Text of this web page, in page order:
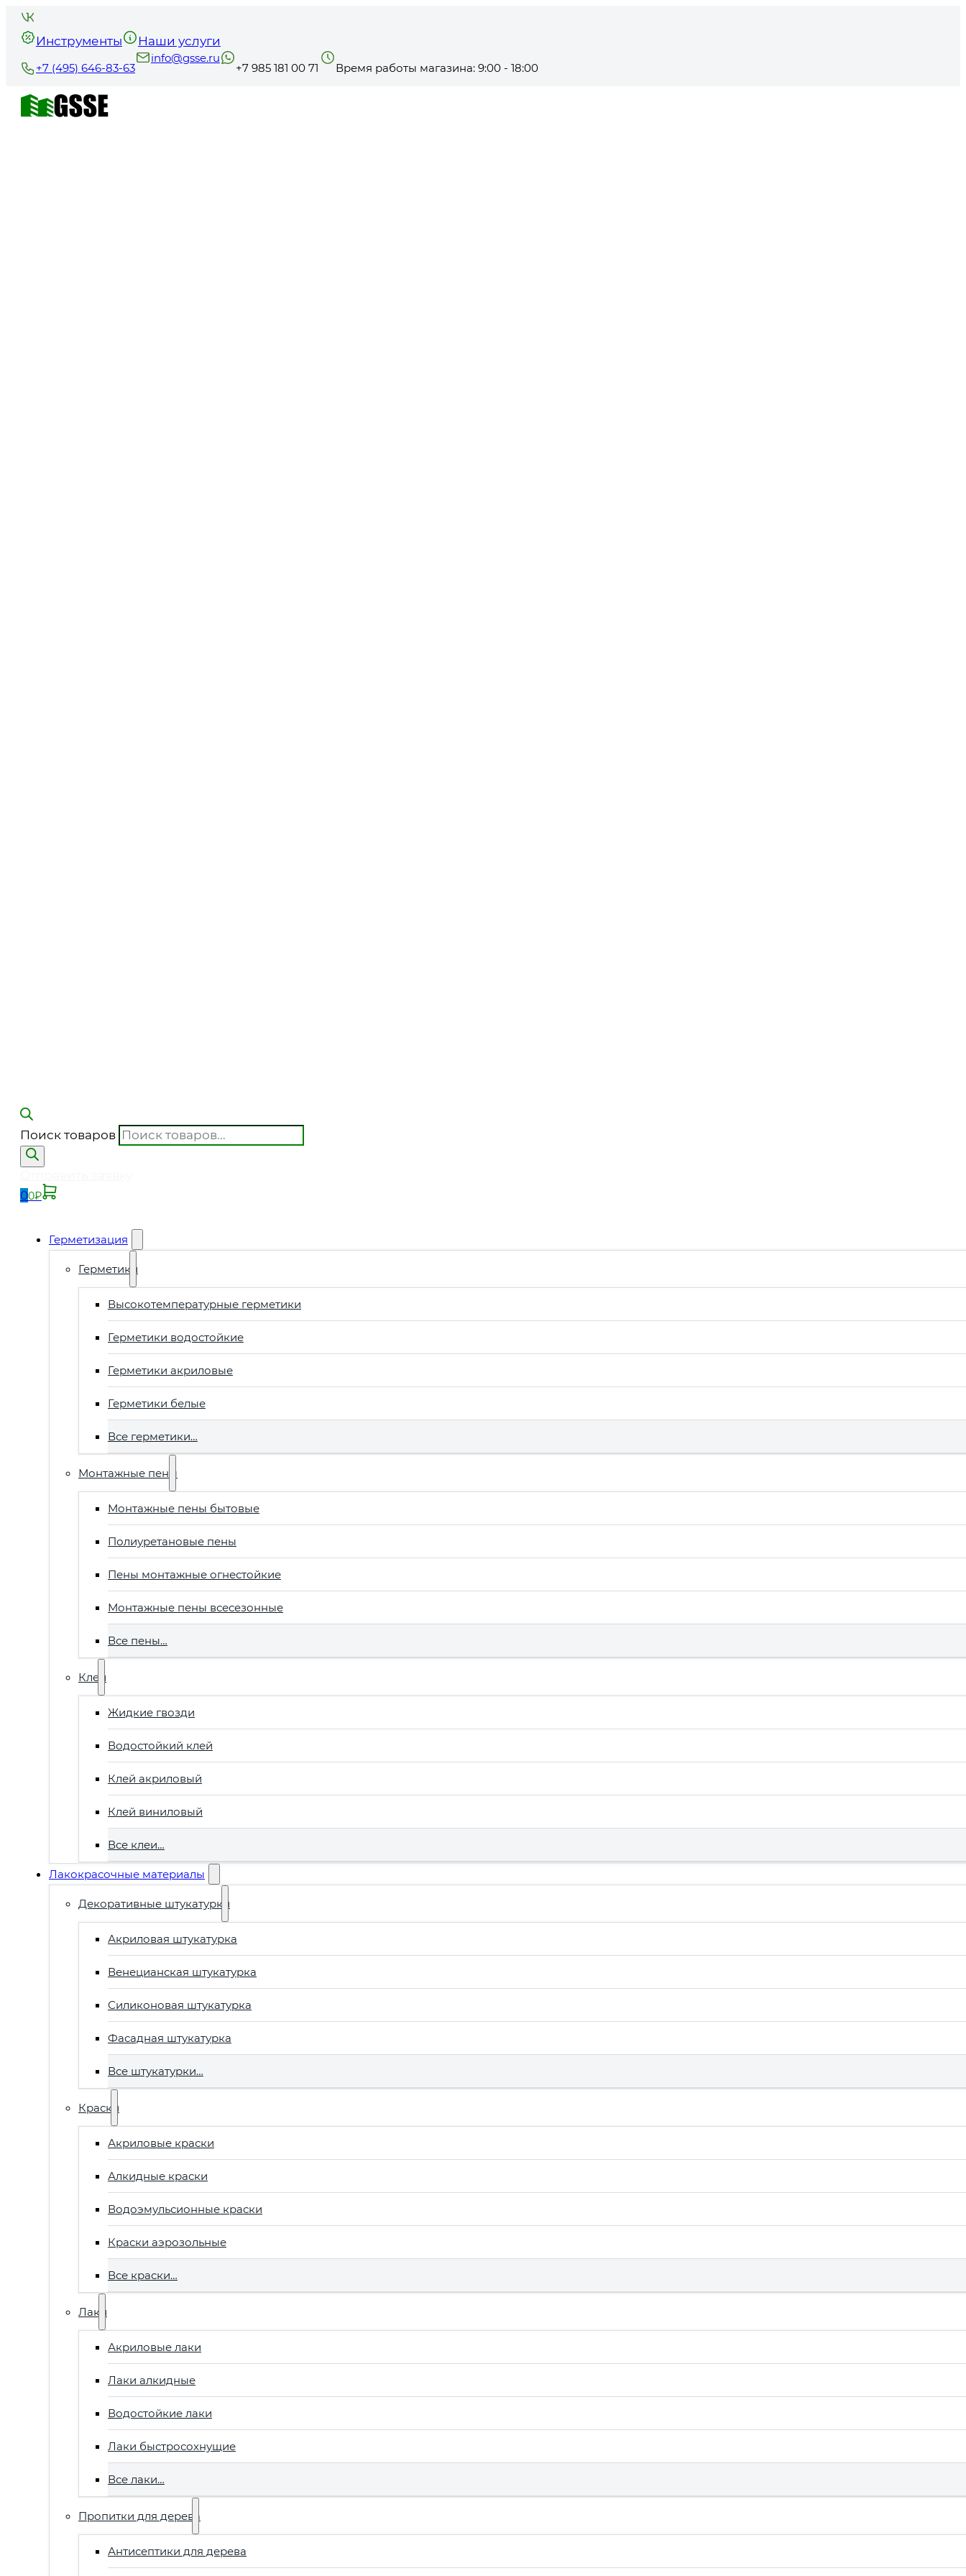
Инструменты Наши услуги
+7 (495) 646-83-63
info@gsse.ru
+7 985 181 00 71 Время работы магазина: 9:00 - 18:00
Поиск товаров
00₽
Герметизация
Герметики
Высокотемпературные герметики
Герметики водостойкие
Герметики акриловые
Герметики белые
Все герметики…
Монтажные пены
Монтажные пены бытовые
Полиуретановые пены
Пены монтажные огнестойкие
Монтажные пены всесезонные
Все пены…
Клеи
Жидкие гвозди
Водостойкий клей
Клей акриловый
Клей виниловый
Все клеи…
Лакокрасочные материалы
Декоративные штукатурки
Акриловая штукатурка
Венецианская штукатурка
Силиконовая штукатурка
Фасадная штукатурка
Все штукатурки…
Краски
Акриловые краски
Алкидные краски
Водоэмульсионные краски
Краски аэрозольные
Все краски…
Лаки
Акриловые лаки
Лаки алкидные
Водостойкие лаки
Лаки быстросохнущие
Все лаки…
Пропитки для дерева
Антисептики для дерева